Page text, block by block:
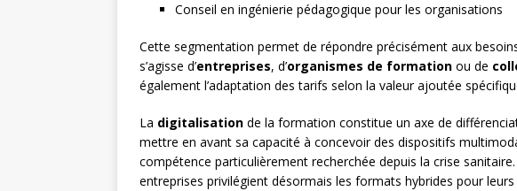
Conseil en ingénierie pédagogique pour les organisations
Cette segmentation permet de répondre précisément aux
s’agisse d’entreprises, d’organismes de formation ou de
également l’adaptation des tarifs selon la valeur ajoutée
La digitalisation de la formation constitue un axe de
mettre en avant sa capacité à concevoir des dispositifs
compétence particulièrement recherchée depuis la crise
entreprises privilégient désormais les formats hybrides pour